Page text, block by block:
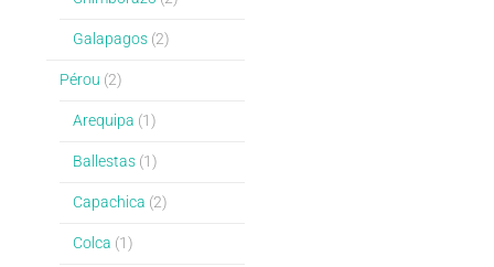
Galapagos(2)
Pérou (2)
Arequipa (1)
Ballestas(1)
Capachica (2)
Colca (1)